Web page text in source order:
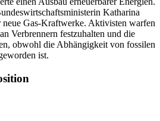
Katharina
neue Gas-Kraftwerke. Aktivisten warfen
Verbrennern festzuhalten und die
obwohl die Abhängigkeit von fossilen
ist.